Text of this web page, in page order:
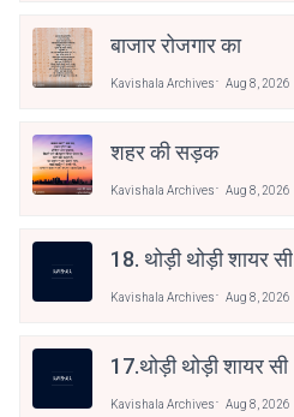
बाजार रोजगार का
Kavishala Archives Aug 8, 2026
शहर की सड़क
Kavishala Archives Aug 8, 2026
18. थोड़ी थोड़ी शायर सी
Kavishala Archives Aug 8, 2026
17.थोड़ी थोड़ी शायर सी
Kavishala Archives Aug 8, 2026